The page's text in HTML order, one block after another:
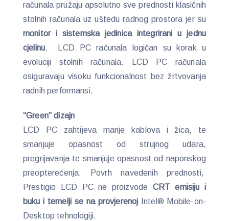
računala pružaju apsolutno sve prednosti klasičnih
stolnih računala uz uštedu radnog prostora jer su
monitor i sistemska jedinica integrirani u jednu
cjelinu. LCD PC računala logičan su korak u
evoluciji stolnih računala. LCD PC računala
osiguravaju visoku funkcionalnost bez žrtvovanja
radnih performansi.
“Green” dizajn
LCD PC zahtijeva manje kablova i žica, te
smanjuje opasnost od strujnog udara,
pregrijavanja te smanjuje opasnost od naponskog
preopterećenja. Povrh navedenih prednosti,
Prestigio LCD PC ne proizvode CRT emisiju i
buku i temelji se na provjerenoj
Intel® Mobile-on-
Desktop tehnologiji.